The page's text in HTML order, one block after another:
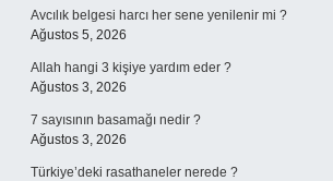
Avcılık belgesi harcı her sene yenilenir mi ?
Ağustos 5, 2026
Allah hangi 3 kişiye yardım eder ?
Ağustos 3, 2026
7 sayısının basamağı nedir ?
Ağustos 3, 2026
Türkiye’deki rasathaneler nerede ?